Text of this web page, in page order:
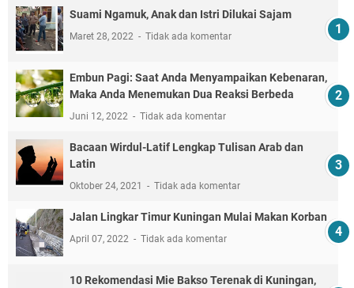
Suami Ngamuk, Anak dan Istri Dilukai Sajam
Maret 28, 2022 Tidak ada komentar
Embun Pagi: Saat Anda Menyampaikan Kebenaran,
Maka Anda Menemukan Dua Reaksi Berbeda
Juni 12, 2022 Tidak ada komentar
Bacaan Wirdul-Latif Lengkap Tulisan Arab dan
Latin
Oktober 24, 2021 Tidak ada komentar
Jalan Lingkar Timur Kuningan Mulai Makan Korban
April 07, 2022 Tidak ada komentar
10 Rekomendasi Mie Bakso Terenak di Kuningan,